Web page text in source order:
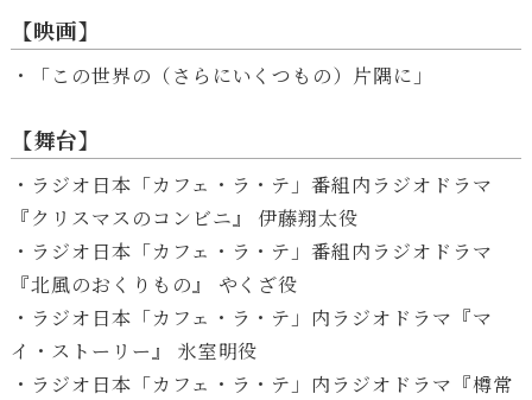
【映画】
・「この世界の（さらにいくつもの）片隅に」
【舞台】
・ラジオ日本「カフェ・ラ・テ」番組内ラジオドラマ
『クリスマスのコンビニ』 伊藤翔太役
・ラジオ日本「カフェ・ラ・テ」番組内ラジオドラマ
『北風のおくりもの』 やくざ役
・ラジオ日本「カフェ・ラ・テ」内ラジオドラマ『マ
イ・ストーリー』 氷室明役
・ラジオ日本「カフェ・ラ・テ」内ラジオドラマ『樽常